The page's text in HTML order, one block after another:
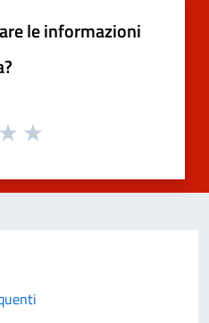
le informazioni